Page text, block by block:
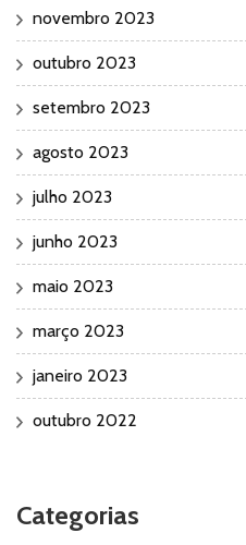
novembro 2023
outubro 2023
setembro 2023
agosto 2023
julho 2023
junho 2023
maio 2023
março 2023
janeiro 2023
outubro 2022
Categorias